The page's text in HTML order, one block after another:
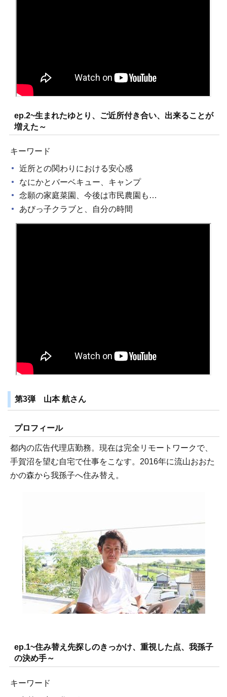
ep.2~生まれたゆとり、ご近所付き合い、出来ることが
増えた～
キーワード
近所との関わりにおける安心感
なにかとバーベキュー、キャンプ
念願の家庭菜園、今後は市民農園も…
あびっ子クラブと、自分の時間
第3弾 山本 航さん
プロフィール
都内の広告代理店勤務。現在は完全リモートワークで、
手賀沼を望む自宅で仕事をこなす。2016年に流山おおた
かの森から我孫子へ住み替え。
ep.1~住み替え先探しのきっかけ、重視した点、我孫子
の決め手～
キーワード